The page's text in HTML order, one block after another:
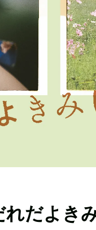
れだよき